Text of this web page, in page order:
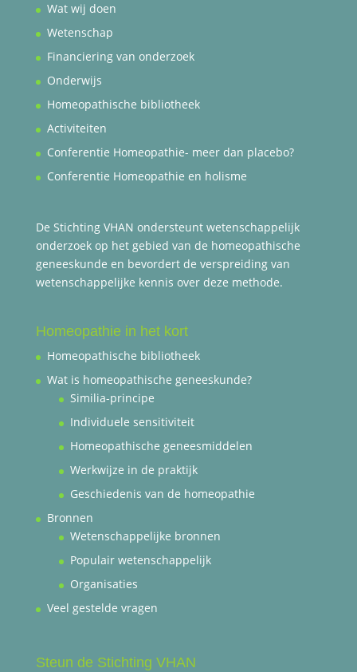
Wat wij doen
Wetenschap
Financiering van onderzoek
Onderwijs
Homeopathische bibliotheek
Activiteiten
Conferentie Homeopathie- meer dan placebo?
Conferentie Homeopathie en holisme
De Stichting VHAN ondersteunt wetenschappelijk
onderzoek op het gebied van de homeopathische
geneeskunde en bevordert de verspreiding van
wetenschappelijke kennis over deze methode.
Homeopathie in het kort
Homeopathische bibliotheek
Wat is homeopathische geneeskunde?
Similia-principe
Individuele sensitiviteit
Homeopathische geneesmiddelen
Werkwijze in de praktijk
Geschiedenis van de homeopathie
Bronnen
Wetenschappelijke bronnen
Populair wetenschappelijk
Organisaties
Veel gestelde vragen
Steun de Stichting VHAN